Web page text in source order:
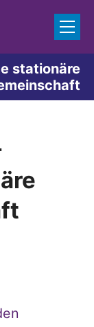
stationäre